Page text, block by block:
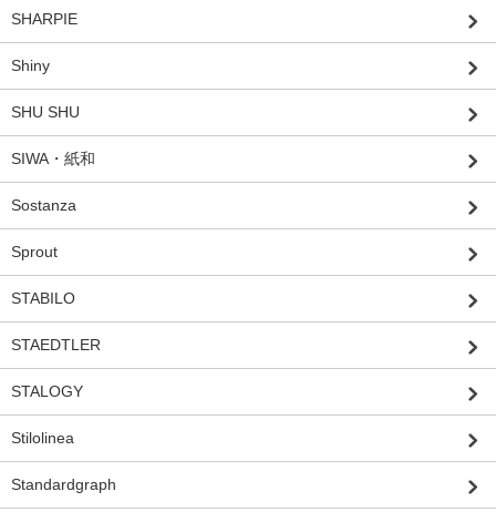
SHARPIE
Shiny
SHU SHU
SIWA・紙和
Sostanza
Sprout
STABILO
STAEDTLER
STALOGY
Stilolinea
Standardgraph